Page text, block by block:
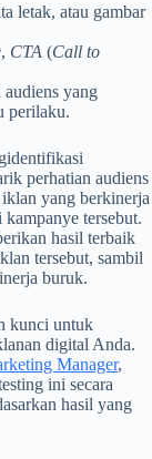
letak, atau gambar
, CTA (Call to
yang
perilaku.
perhatian audiens
yang berkinerja
tersebut.
hasil terbaik
tersebut, sambil
buruk.
kunci untuk
digital Anda.
Manager,
ini secara
hasil yang